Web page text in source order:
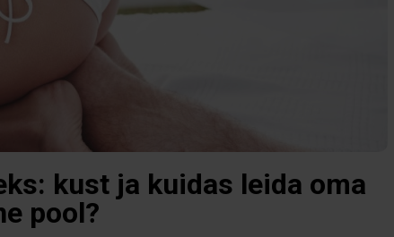
kust ja kuidas leida oma
pool?